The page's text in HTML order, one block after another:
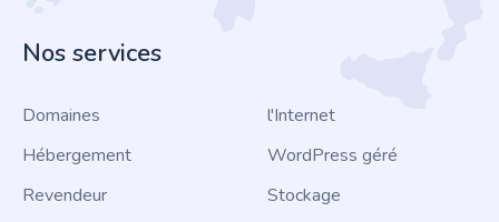
Nos services
Domaines
Hébergement
Revendeur
l'Internet
WordPress géré
Stockage